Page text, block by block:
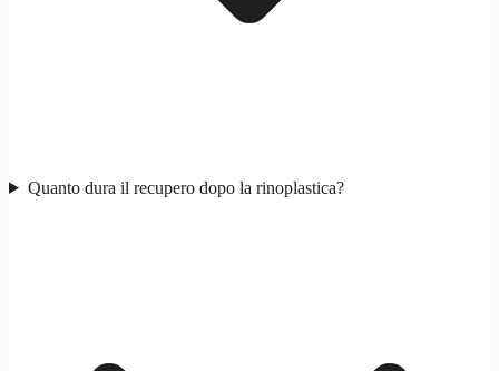
Quanto dura il recupero dopo la rinoplastica?